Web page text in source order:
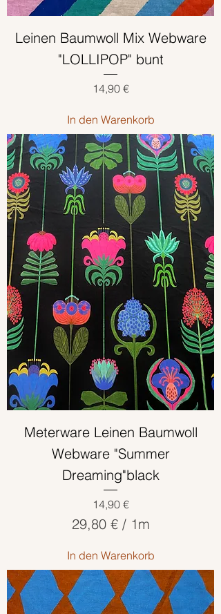
Leinen Baumwoll Mix Webware
"LOLLIPOP" bunt
Preis
14,90 €
In den Warenkorb
Meterware Leinen Baumwoll
Webware "Summer
Dreaming"black
Preis
14,90 €
29,80 € / 1m
9
,
8
0
In den Warenkorb